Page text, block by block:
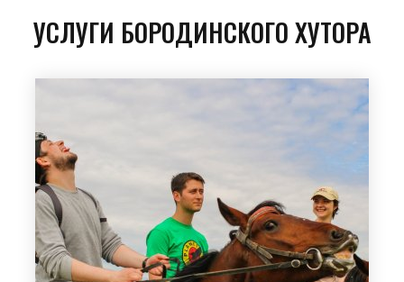
УСЛУГИ БОРОДИНСКОГО ХУТОРА